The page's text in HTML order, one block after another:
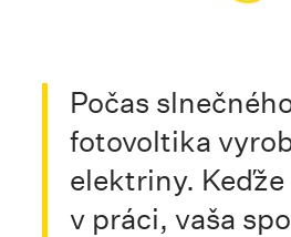
Počas
fotovoltika
elektriny.
v práci, vaša